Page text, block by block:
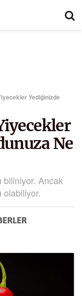
Yediğinizde
Ne
biliniyor. Ancak
olabiliyor.